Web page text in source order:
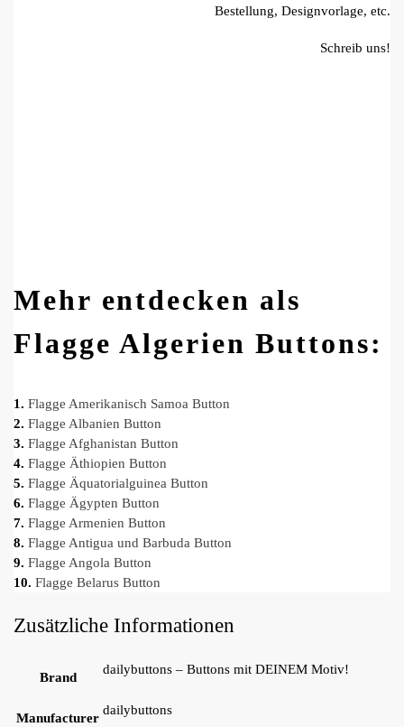
Bestellung, Designvorlage, etc.
Schreib uns!
Mehr entdecken als
Flagge Algerien Buttons:
1. Flagge Amerikanisch Samoa Button
2. Flagge Albanien Button
3. Flagge Afghanistan Button
4. Flagge Äthiopien Button
5. Flagge Äquatorialguinea Button
6. Flagge Ägypten Button
7. Flagge Armenien Button
8. Flagge Antigua und Barbuda Button
9. Flagge Angola Button
10. Flagge Belarus Button
Zusätzliche Informationen
Brand
dailybuttons – Buttons mit DEINEM Motiv!
Manufacturer
dailybuttons